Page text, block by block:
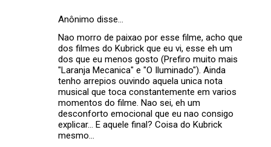
Anônimo disse…
Nao morro de paixao por esse filme, acho que
dos filmes do Kubrick que eu vi, esse eh um
dos que eu menos gosto (Prefiro muito mais
"Laranja Mecanica" e "O Iluminado"). Ainda
tenho arrepios ouvindo aquela unica nota
musical que toca constantemente em varios
momentos do filme. Nao sei, eh um
desconforto emocional que eu nao consigo
explicar... E aquele final? Coisa do Kubrick
mesmo...